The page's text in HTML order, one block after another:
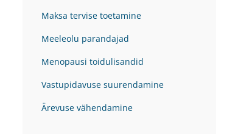
Maksa tervise toetamine
Meeleolu parandajad
Menopausi toidulisandid
Vastupidavuse suurendamine
Ärevuse vähendamine